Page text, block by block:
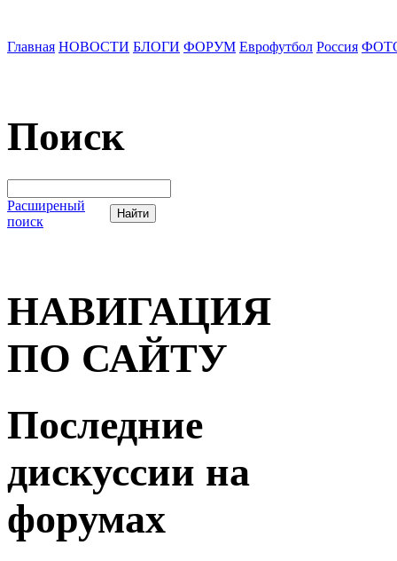
Главная НОВОСТИ БЛОГИ ФОРУМ Еврофутбол Россия
Поиск
Расширеный
поиск
НАВИГАЦИЯ
ПО САЙТУ
Последние
дискуссии на
форумах